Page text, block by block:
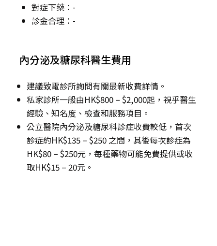
對症下藥：-
診金合理：-
內分泌及糖尿科醫生費用
建議致電診所詢問有關最新收費詳情。
私家診所一般由HK$800 – $2,000起，視乎醫生
經驗、知名度、檢查和服務項目。
公立醫院內分泌及糖尿科診症收費較低，首次
診症約HK$135 – $250 之間，其後每次診症為
HK$80 – $250元，每種藥物可能免費提供或收
取HK$15 – 20元。